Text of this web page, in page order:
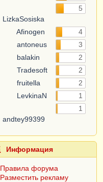
LizkaSosiska
5
Afinogen
4
antoneus
3
balakin
2
Tradesoft
2
fruitella
2
LevkinaN
1
andtey99399
1
Информация
Правила форума
Разместить рекламу